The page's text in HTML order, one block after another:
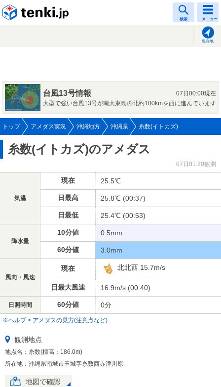
検索 メニュー
現在地
台風13号情報
07日00:00現在
大型で強い台風13号が南大東島の北約100kmを西に進んでいます
トップ アメダス実況 沖縄地方 沖縄県 糸数(イトカズ)
糸数(イトカズ)のアメダス
07日01:20観測
気温
現在 25.5℃
日最高 25.8℃ (00:37)
日最低 25.4℃ (00:53)
降水量
10分値 0.5mm
60分値 3.0mm
風向・風速
現在 北北西 15.7m/s
日最大風速 16.9m/s (00:40)
日照時間 60分値 0分
※ヘルプ > アメダスの見方(注意点など)
観測地点
地点名：糸数(標高：186.0m)
所在地：沖縄県南城市玉城字糸数西赤津川原
地図で確認